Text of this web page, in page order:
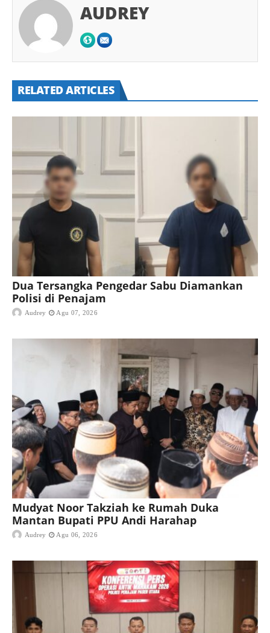
AUDREY
RELATED ARTICLES
Dua Tersangka Pengedar Sabu Diamankan
Polisi di Penajam
Audrey Agu 07, 2026
Mudyat Noor Takziah ke Rumah Duka
Mantan Bupati PPU Andi Harahap
Audrey Agu 06, 2026